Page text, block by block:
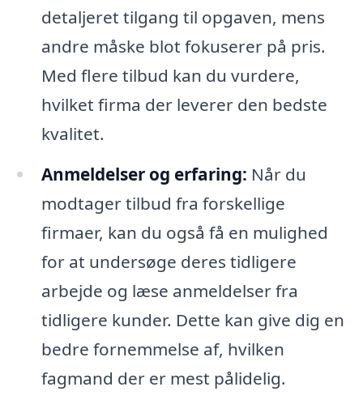
detaljeret tilgang til opgaven, mens
andre måske blot fokuserer på pris.
Med flere tilbud kan du vurdere,
hvilket firma der leverer den bedste
kvalitet.
Anmeldelser og erfaring: Når du
modtager tilbud fra forskellige
firmaer, kan du også få en mulighed
for at undersøge deres tidligere
arbejde og læse anmeldelser fra
tidligere kunder. Dette kan give dig en
bedre fornemmelse af, hvilken
fagmand der er mest pålidelig.